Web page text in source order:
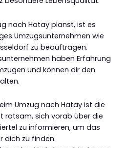
nach Hatay planst, ist es
Umzugsunternehmen wie
zu beauftragen.
haben Erfahrung
und können dir den
Umzug nach Hatay ist die
ratsam, sich vorab über die
zu informieren, um das
dich zu finden.